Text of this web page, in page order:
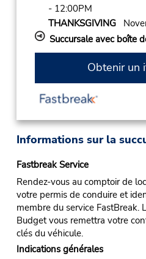
- 12:00PM
THANKSGIVING
Succursale avec boîte
Obtenir un
Informations sur la
Fastbreak Service
Rendez-vous au comptoir de
votre permis de conduire et
membre du service FastBreak.
Budget vous remettra votre
clés du véhicule.
Indications générales